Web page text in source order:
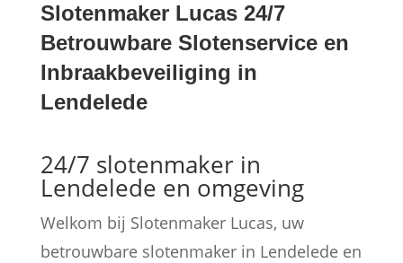
Slotenmaker Lucas 24/7
Betrouwbare Slotenservice en
Inbraakbeveiliging in
Lendelede
24/7 slotenmaker in
Lendelede en omgeving
Welkom bij Slotenmaker Lucas, uw
betrouwbare slotenmaker in Lendelede en